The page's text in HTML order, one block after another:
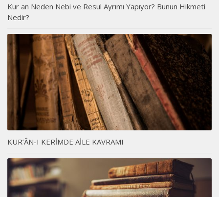
Kur an Neden Nebi ve Resul Ayrımı Yapıyor? Bunun Hikmeti
Nedir?
KUR’ÂN-I KERİMDE AİLE KAVRAMI